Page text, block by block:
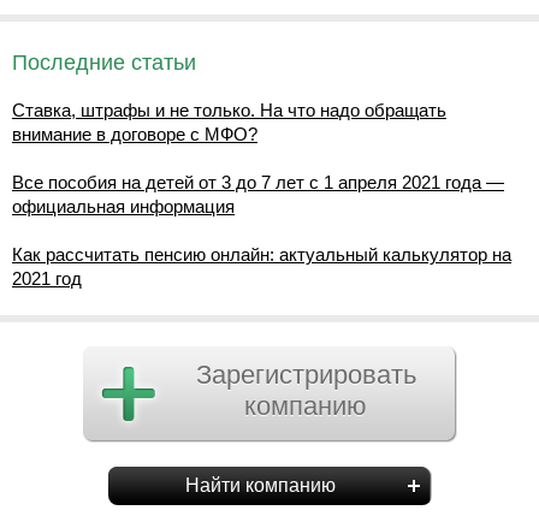
Последние статьи
Ставка, штрафы и не только. На что надо обращать
внимание в договоре с МФО?
Все пособия на детей от 3 до 7 лет с 1 апреля 2021 года —
официальная информация
Как рассчитать пенсию онлайн: актуальный калькулятор на
2021 год
Зарегистрировать
компанию
Найти компанию